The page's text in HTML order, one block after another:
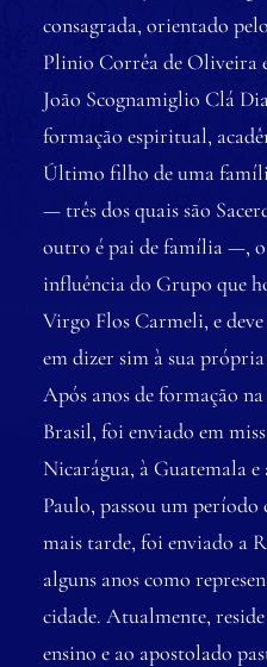
consagrada, orientado
Plinio Corrêa de Oliveira
João Scognamiglio Clá
formação espiritual,
Último filho de uma
— três dos quais são
outro é pai de família —, o
influência do Grupo que
Virgo Flos Carmeli, e
em dizer sim à sua própria
Após anos de formação
Brasil, foi enviado em
Nicarágua, à Guatemala
Paulo, passou um
mais tarde, foi enviado a
alguns anos como
cidade. Atualmente, reside
ensino e ao apostolado